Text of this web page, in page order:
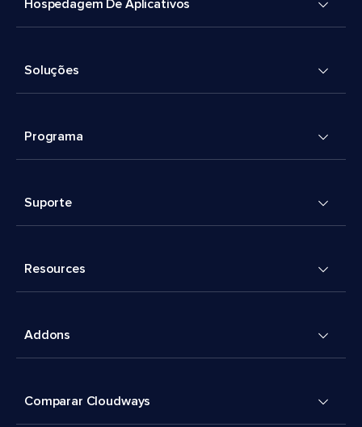
Hospedagem De Aplicativos
Soluções
Programa
Suporte
Resources
Addons
Comparar Cloudways